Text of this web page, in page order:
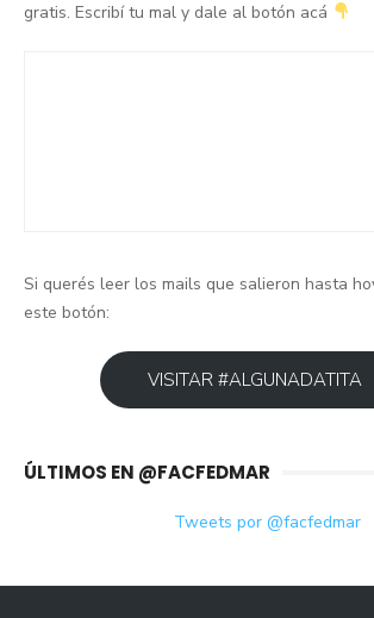
gratis. Escribí tu mal y dale al botón acá
Si querés leer los mails que salieron hasta
este botón:
VISITAR #ALGUNADATITA
ÚLTIMOS EN @FACFEDMAR
Tweets por @facfedmar